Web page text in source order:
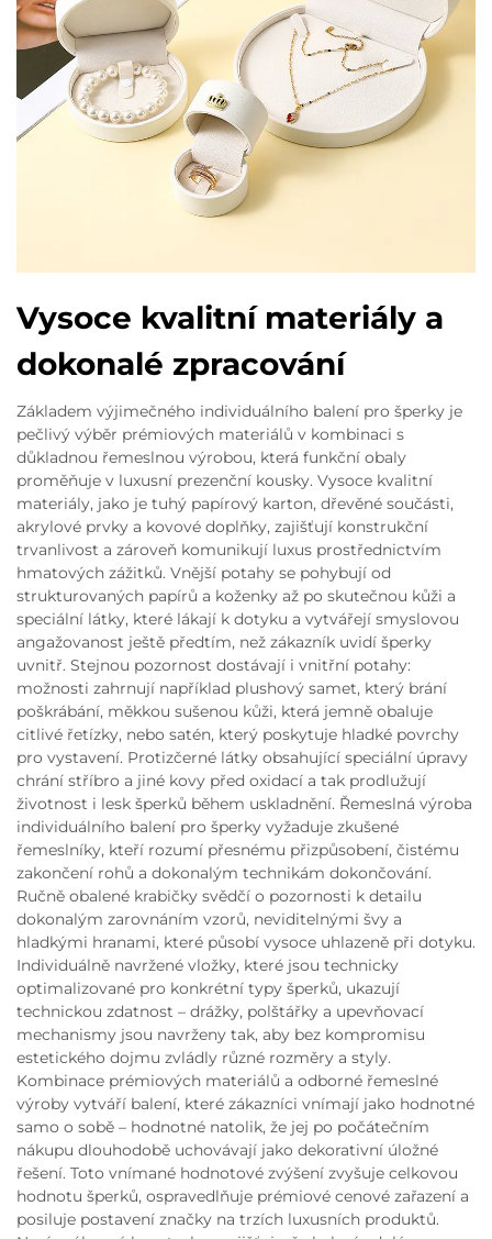
Vysoce kvalitní materiály a
dokonalé zpracování
Základem výjimečného individuálního balení pro šperky je
pečlivý výběr prémiových materiálů v kombinaci s
důkladnou řemeslnou výrobou, která funkční obaly
proměňuje v luxusní prezenční kousky. Vysoce kvalitní
materiály, jako je tuhý papírový karton, dřevěné součásti,
akrylové prvky a kovové doplňky, zajišťují konstrukční
trvanlivost a zároveň komunikují luxus prostřednictvím
hmatových zážitků. Vnější potahy se pohybují od
strukturovaných papírů a koženky až po skutečnou kůži a
speciální látky, které lákají k dotyku a vytvářejí smyslovou
angažovanost ještě předtím, než zákazník uvidí šperky
uvnitř. Stejnou pozornost dostávají i vnitřní potahy:
možnosti zahrnují například plushový samet, který brání
poškrábání, měkkou sušenou kůži, která jemně obaluje
citlivé řetízky, nebo satén, který poskytuje hladké povrchy
pro vystavení. Protizčerné látky obsahující speciální úpravy
chrání stříbro a jiné kovy před oxidací a tak prodlužují
životnost i lesk šperků během uskladnění. Řemeslná výroba
individuálního balení pro šperky vyžaduje zkušené
řemeslníky, kteří rozumí přesnému přizpůsobení, čistému
zakončení rohů a dokonalým technikám dokončování.
Ručně obalené krabičky svědčí o pozornosti k detailu
dokonalým zarovnáním vzorů, neviditelnými švy a
hladkými hranami, které působí vysoce uhlazeně při dotyku.
Individuálně navržené vložky, které jsou technicky
optimalizované pro konkrétní typy šperků, ukazují
technickou zdatnost – drážky, polštářky a upevňovací
mechanismy jsou navrženy tak, aby bez kompromisu
estetického dojmu zvládly různé rozměry a styly.
Kombinace prémiových materiálů a odborné řemeslné
výroby vytváří balení, které zákazníci vnímají jako hodnotné
samo o sobě – hodnotné natolik, že jej po počátečním
nákupu dlouhodobě uchovávají jako dekorativní úložné
řešení. Toto vnímané hodnotové zvýšení zvyšuje celkovou
hodnotu šperků, ospravedlňuje prémiové cenové zařazení a
posiluje postavení značky na trzích luxusních produktů.